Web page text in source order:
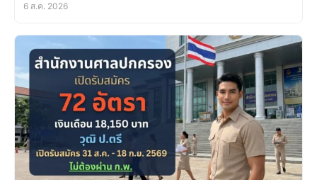
6 ส.ค. 2026